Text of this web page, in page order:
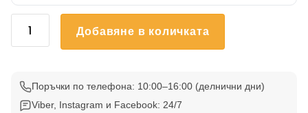
количество
двойки
The
Добавяне в количката
Поръчки по телефона: 10:00–16:00 (делнични дни)
Viber, Instagram и Facebook: 24/7